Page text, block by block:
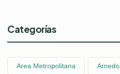
Categorías
Area Metropolitana Arnedo